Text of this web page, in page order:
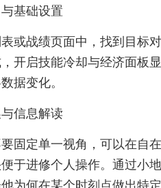
基础设置
或战绩页面中，找到目标
开启技能冷却与经济面板
据变化。
信息解读
固定单一视角，可以在自
于进修个人操作。通过小
为何在某个时刻点做出特定